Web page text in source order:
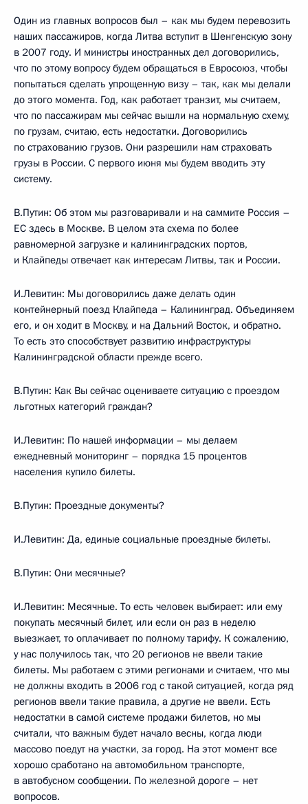
Один из главных вопросов был – как мы будем перевозить
наших пассажиров, когда Литва вступит в Шенгенскую зону
в 2007 году. И министры иностранных дел договорились,
что по этому вопросу будем обращаться в Евросоюз, чтобы
попытаться сделать упрощенную визу – так, как мы делали
до этого момента. Год, как работает транзит, мы считаем,
что по пассажирам мы сейчас вышли на нормальную схему,
по грузам, считаю, есть недостатки. Договорились
по страхованию грузов. Они разрешили нам страховать
грузы в России. С первого июня мы будем вводить эту
систему.
В.Путин: Об этом мы разговаривали и на саммите Россия –
ЕС здесь в Москве. В целом эта схема по более
равномерной загрузке и калининградских портов,
и Клайпеды отвечает как интересам Литвы, так и России.
И.Левитин: Мы договорились даже делать один
контейнерный поезд Клайпеда – Калининград. Объединяем
его, и он ходит в Москву, и на Дальний Восток, и обратно.
То есть это способствует развитию инфраструктуры
Калининградской области прежде всего.
В.Путин: Как Вы сейчас оцениваете ситуацию с проездом
льготных категорий граждан?
И.Левитин: По нашей информации – мы делаем
ежедневный мониторинг – порядка 15 процентов
населения купило билеты.
В.Путин: Проездные документы?
И.Левитин: Да, единые социальные проездные билеты.
В.Путин: Они месячные?
И.Левитин: Месячные. То есть человек выбирает: или ему
покупать месячный билет, или если он раз в неделю
выезжает, то оплачивает по полному тарифу. К сожалению,
у нас получилось так, что 20 регионов не ввели такие
билеты. Мы работаем с этими регионами и считаем, что мы
не должны входить в 2006 год с такой ситуацией, когда ряд
регионов ввели такие правила, а другие не ввели. Есть
недостатки в самой системе продажи билетов, но мы
считали, что важным будет начало весны, когда люди
массово поедут на участки, за город. На этот момент все
хорошо сработано на автомобильном транспорте,
в автобусном сообщении. По железной дороге – нет
вопросов.